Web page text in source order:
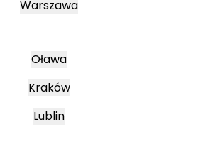
Warszawa
Oława
Kraków
Lublin